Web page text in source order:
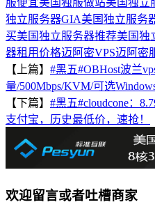
服便宜美国独服做站美国独立
独立服务器GIA美国独立服务
买美国独立服务器推荐美国独
器租用价格迈阿密VPS迈阿密
【上篇】 #黑五#OBHost波兰
量/500Mbps/KVM/可选
【下篇】 #黑五#cloudcone：
支付宝，历史最低价，速抢！
欢迎留言或者吐槽商家